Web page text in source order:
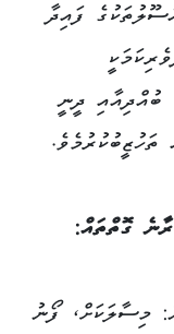
ފައިދާ
ބުއްދިއާއި ދީނީ
ގޮތްތައް:
މިސާލަކަށް، ފޯނު